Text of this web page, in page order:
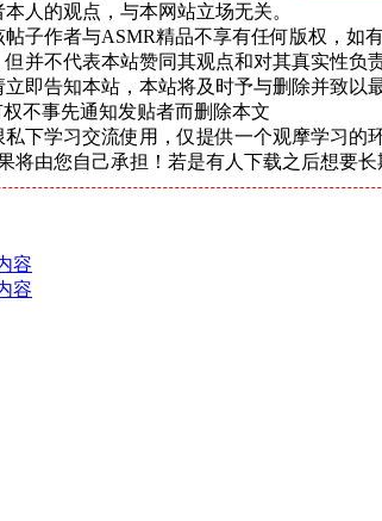
人的观点，与本网站立场无关。
子作者与ASMR精品不享有任何版权，如
并不代表本站赞同其观点和对其真实性负
即告知本站，本站将及时予与删除并致以
不事先通知发贴者而删除本文
下学习交流使用，仅提供一个观摩学习
将由您自己承担！若是有人下载之后想要
容
容